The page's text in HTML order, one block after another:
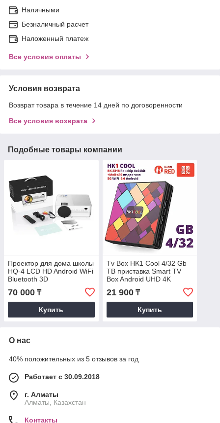
Наличными
Безналичный расчет
Наложенный платеж
Все условия оплаты
Условия возврата
Возврат товара в течение 14 дней по договоренности
Все условия возврата
Подобные товары компании
Проектор для дома школы
HQ-4 LCD HD Android WiFi
Bluetooth 3D
70 000 ₸
Купить
Tv Box HK1 Cool 4/32 Gb
ТВ приставка Smart TV
Box Android UHD 4K
Rockchip RK3318 smartbox
21 900₸
Купить
О нас
40% положительных из 5 отзывов за год
Работает с 30.09.2018
г. Алматы
Алматы, Казахстан
Контакты